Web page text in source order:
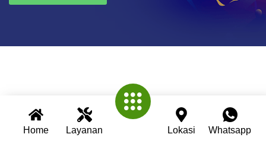
Home Layanan Lokasi Whatsapp